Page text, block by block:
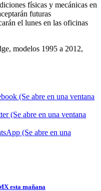
físicas y mecánicas en
futuras
el lunes en las oficinas
modelos 1995 a 2012,
(Se abre en una ventana
(Se abre en una ventana
(Se abre en una
esta mañana